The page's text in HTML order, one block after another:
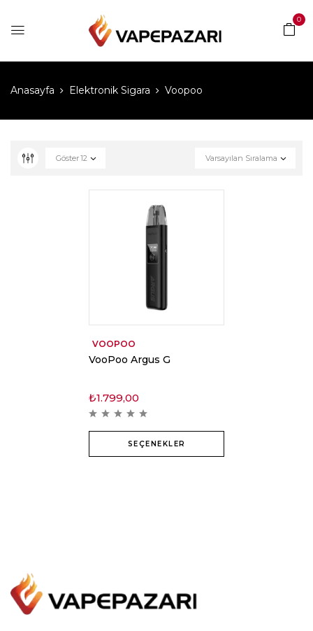
0
Anasayfa Elektronik Sigara Voopoo
Varsayılan Sıralama
Göster12
VOOPOO
VooPoo Argus G
₺1.799,00
SEÇENEKLER